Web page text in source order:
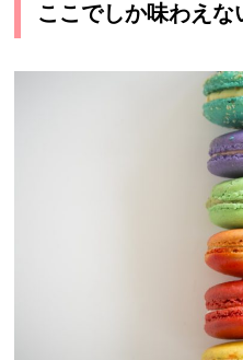
ここでしか味わえな